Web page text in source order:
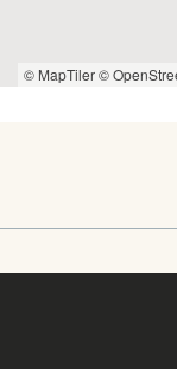
© MapTiler©